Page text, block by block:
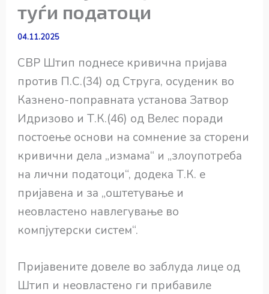
туѓи податоци
04.11.2025
СВР Штип поднесе кривична пријава
против П.С.(34) од Струга, осуденик во
Казнено-поправната установа Затвор
Идризово и Т.К.(46) од Велес поради
постоење основи на сомнение за сторени
кривични дела „измама“ и „злоупотреба
на лични податоци“, додека Т.К. е
пријавена и за „оштетување и
неовластено навлегување во
компјутерски систем“.
Пријавените довеле во заблуда лице од
Штип и неовластено ги прибавиле